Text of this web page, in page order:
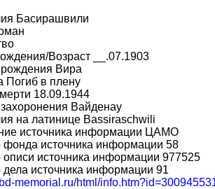
Басирашвили
Возраст __.07.1903
Вира
Погиб в плену
18.09.1944
Вайденау
на латинице Bassiraschwili
источника информации ЦАМО
источника информации 58
источника информации 977525
источника информации 91
memorial.ru/html/